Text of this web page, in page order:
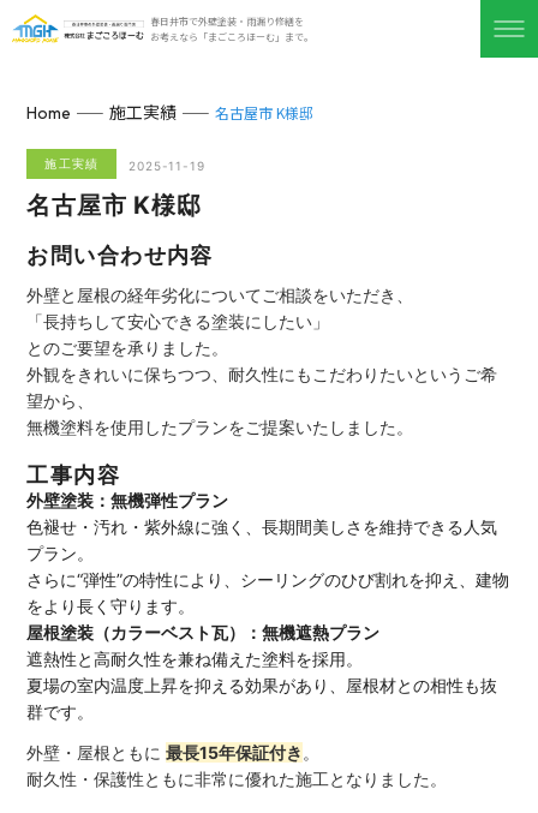
春日井市で外壁塗装・雨漏り修繕を
お考えなら「まごころほーむ」まで。
Home 施工実績 名古屋市 K様邸
施工実績 2025-11-19
名古屋市 K様邸
お問い合わせ内容
外壁と屋根の経年劣化についてご相談をいただき、
「長持ちして安心できる塗装にしたい」
とのご要望を承りました。
外観をきれいに保ちつつ、耐久性にもこだわりたいというご希
望から、
無機塗料を使用したプランをご提案いたしました。
工事内容
外壁塗装：無機弾性プラン
色褪せ・汚れ・紫外線に強く、長期間美しさを維持できる人気
プラン。
さらに“弾性”の特性により、シーリングのひび割れを抑え、建物
をより長く守ります。
屋根塗装（カラーベスト瓦）：無機遮熱プラン
遮熱性と高耐久性を兼ね備えた塗料を採用。
夏場の室内温度上昇を抑える効果があり、屋根材との相性も抜
群です。
外壁・屋根ともに最長15年保証付き 。
耐久性・保護性ともに非常に優れた施工となりました。